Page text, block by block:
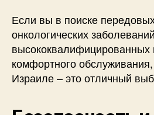
Если вы в поиске
онкологических
высококвалифицированных
комфортного
Израиле – это отличный